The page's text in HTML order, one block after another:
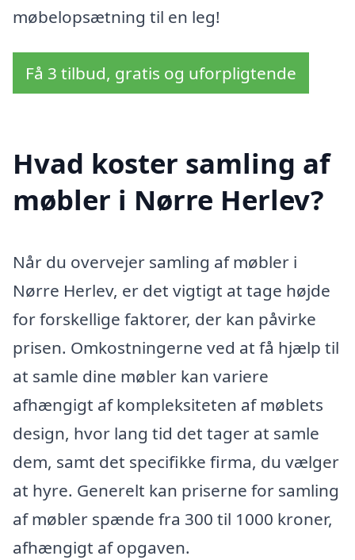
møbelopsætning til en leg!
Få 3 tilbud, gratis og uforpligtende
Hvad koster samling af
møbler i Nørre Herlev?
Når du overvejer samling af møbler i
Nørre Herlev, er det vigtigt at tage højde
for forskellige faktorer, der kan påvirke
prisen. Omkostningerne ved at få hjælp til
at samle dine møbler kan variere
afhængigt af kompleksiteten af møblets
design, hvor lang tid det tager at samle
dem, samt det specifikke firma, du vælger
at hyre. Generelt kan priserne for samling
af møbler spænde fra 300 til 1000 kroner,
afhængigt af opgaven.